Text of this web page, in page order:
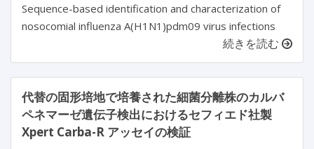
Sequence-based identification and characterization of
nosocomial influenza A(H1N1)pdm09 virus infections
続きを読む
代替の固形培地で培養された細菌分離株のカルバ
ペネマーゼ遺伝子検出におけるセフィエド社製
Xpert Carba-R アッセイの検証